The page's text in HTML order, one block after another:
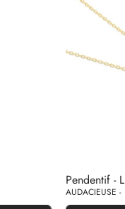
Pendentif -
AUDACIEUSE